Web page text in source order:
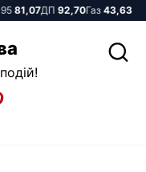
ДП92,70Газ43,63